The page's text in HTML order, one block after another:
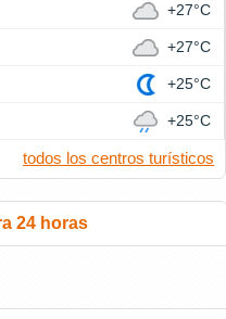
+27°C
+27°C
+25°C
+25°C
todos los centros turísticos
24 horas